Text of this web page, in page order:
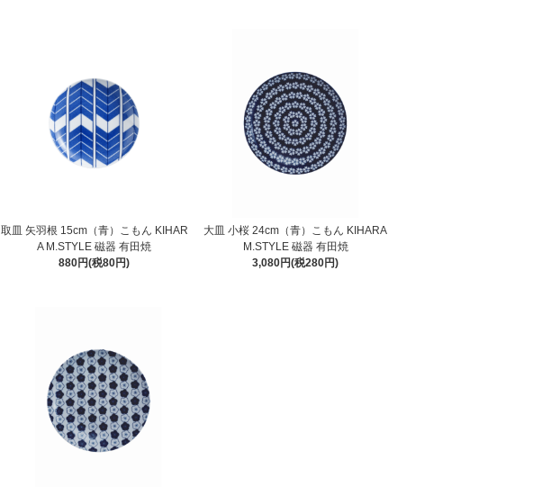
取皿 矢羽根 15cm（青）こもん KIHAR
A M.STYLE 磁器 有田焼
880円(税80円)
大皿 小桜 24cm（青）こもん KIHARA
M.STYLE 磁器 有田焼
3,080円(税280円)